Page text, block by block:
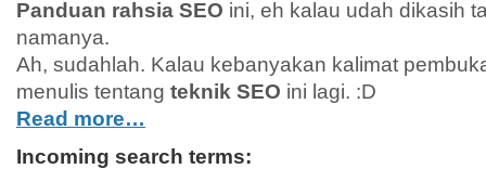
Panduan rahsia SEO ini, eh kalau udah dikasih
namanya.
Ah, sudahlah. Kalau kebanyakan kalimat
menulis tentang teknik SEO ini lagi. :D
Read more…
Incoming search terms: